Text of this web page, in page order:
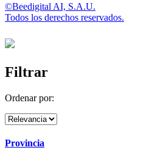
©Beedigital AI, S.A.U.
Todos los derechos reservados.
Filtrar
Ordenar por:
Provincia